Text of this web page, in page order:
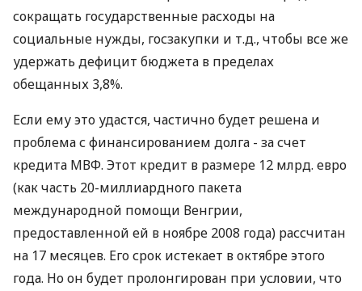
сокращать государственные расходы на
социальные нужды, госзакупки и т.д., чтобы все же
удержать дефицит бюджета в пределах
обещанных 3,8%.
Если ему это удастся, частично будет решена и
проблема с финансированием долга - за счет
кредита МВФ. Этот кредит в размере 12 млрд. евро
(как часть 20-миллиардного пакета
международной помощи Венгрии,
предоставленной ей в ноябре 2008 года) рассчитан
на 17 месяцев. Его срок истекает в октябре этого
года. Но он будет пролонгирован при условии, что